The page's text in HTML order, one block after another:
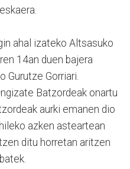
ahal izateko Altsasuko
14an duen bajera
Gurutze Gorriari.
Batzordeak onartu
aurki emanen dio
azken asteartean
ditu horretan aritzen